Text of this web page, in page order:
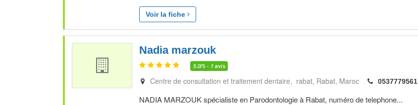
Voir la fiche
Nadia marzouk
5.0/5 - 1 avis
Centre de consultation et traitement dentaire, rabat Rabat Maroc 0537779561
NADIA MARZOUK spécialiste en Parodontologie à Rabat, numéro de telephone...